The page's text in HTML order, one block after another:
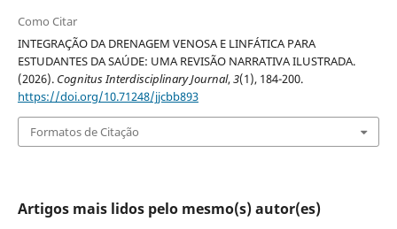
Como Citar
INTEGRAÇÃO DA DRENAGEM VENOSA E LINFÁTICA PARA
ESTUDANTES DA SAÚDE: UMA REVISÃO NARRATIVA ILUSTRADA.
(2026). Cognitus Interdisciplinary Journal,3(1), 184-200.
https://doi.org/10.71248/jjcbb893
Formatos de Citação
Artigos mais lidos pelo mesmo(s) autor(es)